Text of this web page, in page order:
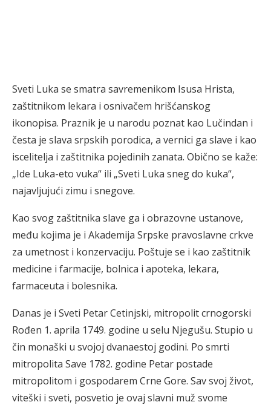
Sveti Luka se smatra savremenikom Isusa Hrista,
zaštitnikom lekara i osnivačem hrišćanskog
ikonopisa. Praznik je u narodu poznat kao Lučindan i
česta je slava srpskih porodica, a vernici ga slave i kao
iscelitelja i zaštitnika pojedinih zanata. Obično se kaže:
„Ide Luka-eto vuka“ ili „Sveti Luka sneg do kuka“,
najavljujući zimu i snegove.
Kao svog zaštitnika slave ga i obrazovne ustanove,
među kojima je i Akademija Srpske pravoslavne crkve
za umetnost i konzervaciju. Poštuje se i kao zaštitnik
medicine i farmacije, bolnica i apoteka, lekara,
farmaceuta i bolesnika.
Danas je i Sveti Petar Cetinjski, mitropolit crnogorski
Rođen 1. aprila 1749. godine u selu Njegušu. Stupio u
čin monaški u svojoj dvanaestoj godini. Po smrti
mitropolita Save 1782. godine Petar postade
mitropolitom i gospodarem Crne Gore. Sav svoj život,
viteški i sveti, posvetio je ovaj slavni muž svome